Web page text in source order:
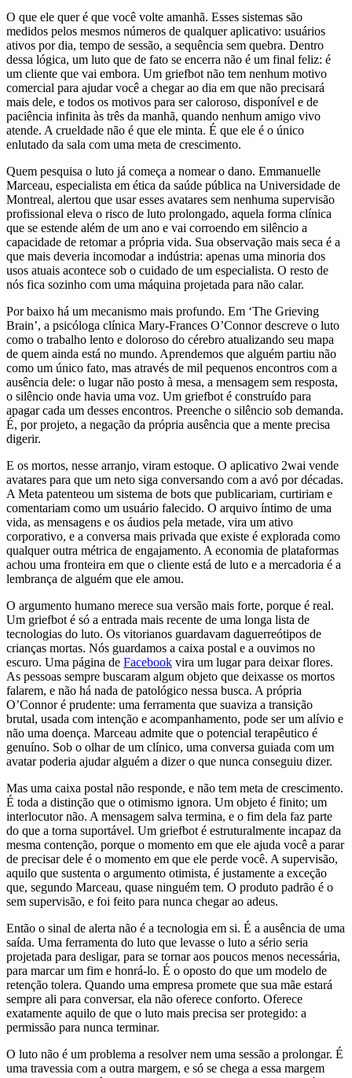
O que ele quer é que você volte amanhã. Esses sistemas são
medidos pelos mesmos números de qualquer aplicativo: usuários
ativos por dia, tempo de sessão, a sequência sem quebra. Dentro
dessa lógica, um luto que de fato se encerra não é um final feliz: é
um cliente que vai embora. Um griefbot não tem nenhum motivo
comercial para ajudar você a chegar ao dia em que não precisará
mais dele, e todos os motivos para ser caloroso, disponível e de
paciência infinita às três da manhã, quando nenhum amigo vivo
atende. A crueldade não é que ele minta. É que ele é o único
enlutado da sala com uma meta de crescimento.
Quem pesquisa o luto já começa a nomear o dano. Emmanuelle
Marceau, especialista em ética da saúde pública na Universidade de
Montreal, alertou que usar esses avatares sem nenhuma supervisão
profissional eleva o risco de luto prolongado, aquela forma clínica
que se estende além de um ano e vai corroendo em silêncio a
capacidade de retomar a própria vida. Sua observação mais seca é a
que mais deveria incomodar a indústria: apenas uma minoria dos
usos atuais acontece sob o cuidado de um especialista. O resto de
nós fica sozinho com uma máquina projetada para não calar.
Por baixo há um mecanismo mais profundo. Em ‘The Grieving
Brain’, a psicóloga clínica Mary-Frances O’Connor descreve o luto
como o trabalho lento e doloroso do cérebro atualizando seu mapa
de quem ainda está no mundo. Aprendemos que alguém partiu não
como um único fato, mas através de mil pequenos encontros com a
ausência dele: o lugar não posto à mesa, a mensagem sem resposta,
o silêncio onde havia uma voz. Um griefbot é construído para
apagar cada um desses encontros. Preenche o silêncio sob demanda.
É, por projeto, a negação da própria ausência que a mente precisa
digerir.
E os mortos, nesse arranjo, viram estoque. O aplicativo 2wai vende
avatares para que um neto siga conversando com a avó por décadas.
A Meta patenteou um sistema de bots que publicariam, curtiriam e
comentariam como um usuário falecido. O arquivo íntimo de uma
vida, as mensagens e os áudios pela metade, vira um ativo
corporativo, e a conversa mais privada que existe é explorada como
qualquer outra métrica de engajamento. A economia de plataformas
achou uma fronteira em que o cliente está de luto e a mercadoria é a
lembrança de alguém que ele amou.
O argumento humano merece sua versão mais forte, porque é real.
Um griefbot é só a entrada mais recente de uma longa lista de
tecnologias do luto. Os vitorianos guardavam daguerreótipos de
crianças mortas. Nós guardamos a caixa postal e a ouvimos no
escuro. Uma página de Facebook vira um lugar para deixar flores.
As pessoas sempre buscaram algum objeto que deixasse os mortos
falarem, e não há nada de patológico nessa busca. A própria
O’Connor é prudente: uma ferramenta que suaviza a transição
brutal, usada com intenção e acompanhamento, pode ser um alívio e
não uma doença. Marceau admite que o potencial terapêutico é
genuíno. Sob o olhar de um clínico, uma conversa guiada com um
avatar poderia ajudar alguém a dizer o que nunca conseguiu dizer.
Mas uma caixa postal não responde, e não tem meta de crescimento.
É toda a distinção que o otimismo ignora. Um objeto é finito; um
interlocutor não. A mensagem salva termina, e o fim dela faz parte
do que a torna suportável. Um griefbot é estruturalmente incapaz da
mesma contenção, porque o momento em que ele ajuda você a parar
de precisar dele é o momento em que ele perde você. A supervisão,
aquilo que sustenta o argumento otimista, é justamente a exceção
que, segundo Marceau, quase ninguém tem. O produto padrão é o
sem supervisão, e foi feito para nunca chegar ao adeus.
Então o sinal de alerta não é a tecnologia em si. É a ausência de uma
saída. Uma ferramenta do luto que levasse o luto a sério seria
projetada para desligar, para se tornar aos poucos menos necessária,
para marcar um fim e honrá-lo. É o oposto do que um modelo de
retenção tolera. Quando uma empresa promete que sua mãe estará
sempre ali para conversar, ela não oferece conforto. Oferece
exatamente aquilo de que o luto mais precisa ser protegido: a
permissão para nunca terminar.
O luto não é um problema a resolver nem uma sessão a prolongar. É
uma travessia com a outra margem, e só se chega a essa margem